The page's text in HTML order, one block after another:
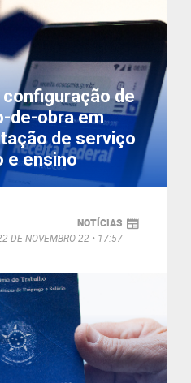
de
de-obra em
de serviço
e ensino
NOTÍCIAS
DE NOVEMBRO 22
17:57